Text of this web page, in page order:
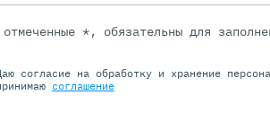
*, обязательны для
согласие на обработку и хранение
соглашение